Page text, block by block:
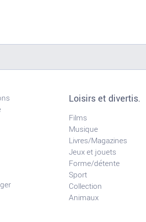
Loisirs et divertis.
Films
Musique
Livres/Magazines
Jeux et jouets
Forme/détente
Sport
Collection
Animaux